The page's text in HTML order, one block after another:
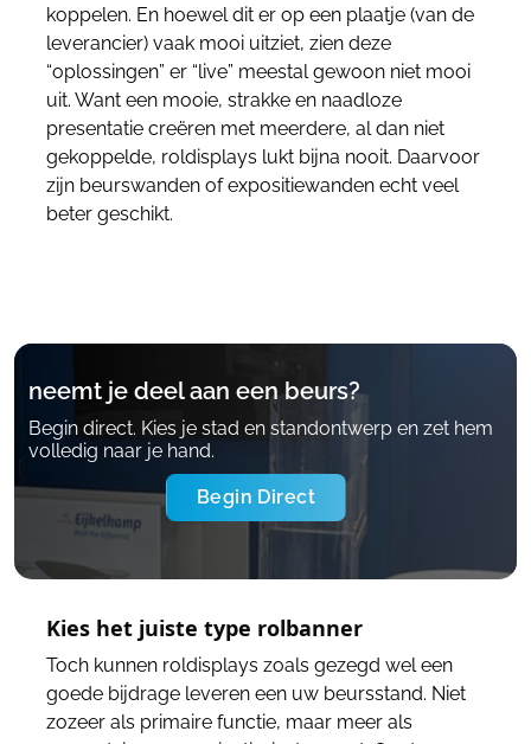
koppelen. En hoewel dit er op een plaatje (van de
leverancier) vaak mooi uitziet, zien deze
“oplossingen” er “live” meestal gewoon niet mooi
uit. Want een mooie, strakke en naadloze
presentatie creëren met meerdere, al dan niet
gekoppelde, roldisplays lukt bijna nooit. Daarvoor
zijn beurswanden of expositiewanden echt veel
beter geschikt.
neemt je deel aan een beurs?
Begin direct. Kies je stad en standontwerp en zet hem
volledig naar je hand.
Begin Direct
Kies het juiste type rolbanner
Toch kunnen roldisplays zoals gezegd wel een
goede bijdrage leveren een uw beursstand. Niet
zozeer als primaire functie, maar meer als